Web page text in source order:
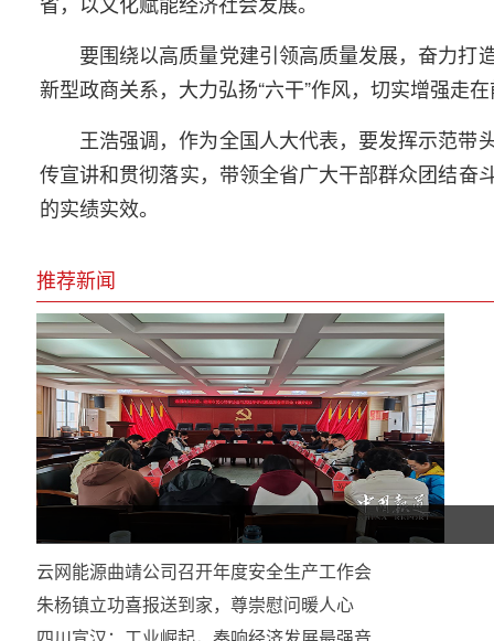
要围绕以高质量党建引领高质量发展，奋力打
新型政商关系，大力弘扬“六干”作风，切实增强
王浩强调，作为全国人大代表，要发挥示范带
传宣讲和贯彻落实，带领全省广大干部群众团结奋
的实绩实效。
推荐新闻
云网能源曲靖公司召开年度安全生产工作会
朱杨镇立功喜报送到家，尊崇慰问暖人心